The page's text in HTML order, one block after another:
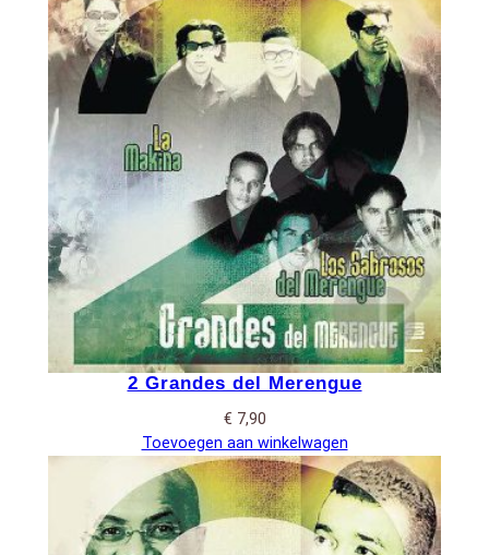
2 Grandes del Merengue
€ 7,90
Toevoegen aan winkelwagen